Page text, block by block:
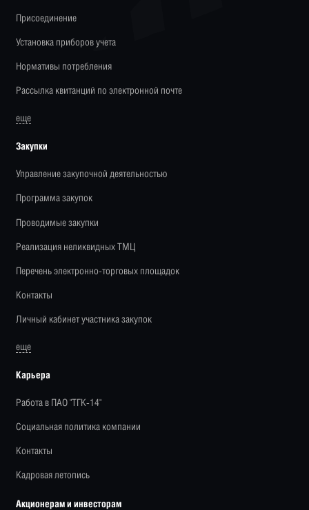
Присоединение
Установка приборов учета
Нормативы потребления
Рассылка квитанций по электронной почте
еще
Закупки
Управление закупочной деятельностью
Программа закупок
Проводимые закупки
Реализация неликвидных ТМЦ
Перечень электронно-торговых площадок
Контакты
Личный кабинет участника закупок
еще
Карьера
Работа в ПАО "ТГК-14"
Социальная политика компании
Контакты
Кадровая летопись
Акционерам и инвесторам